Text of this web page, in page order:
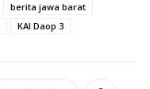
berita jawa barat
KAI Daop 3